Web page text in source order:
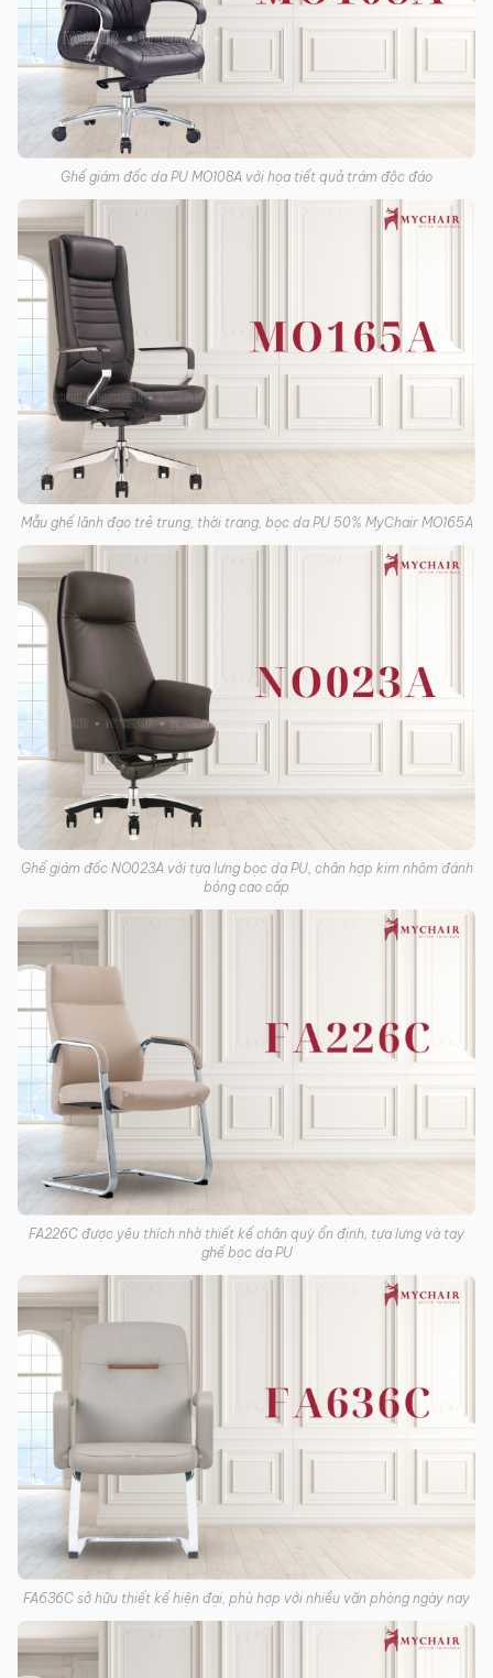
Ghế giám đốc da PU MO108A với họa tiết quả trám độc đáo
Mẫu ghế lãnh đạo trẻ trung, thời trang, bọc da PU 50% MyChair MO165A
Ghế giám đốc NO023A với tựa lưng bọc da PU, chân hợp kim nhôm đánh
bóng cao cấp
FA226C được yêu thích nhờ thiết kế chân quỳ ổn định, tựa lưng và tay
ghế bọc da PU
FA636C sở hữu thiết kế hiện đại, phù hợp với nhiều văn phòng ngày nay